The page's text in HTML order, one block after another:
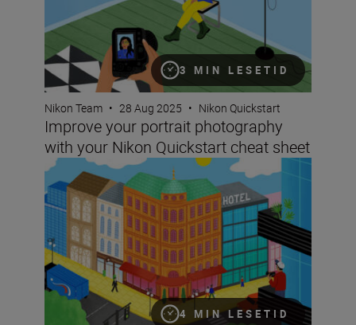
3 MIN LESETID
Nikon Team • 28 Aug 2025 • Nikon Quickstart
Improve your portrait photography
with your Nikon Quickstart cheat sheet
4 MIN LESETID
Improving your images of architecture with your Nikon